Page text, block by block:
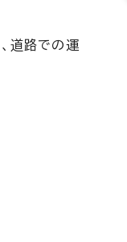
道路での運